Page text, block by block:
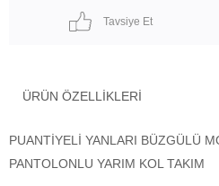
Tavsiye Et
ÜRÜN ÖZELLIKLERI
PUANTİYELİ YANLARI BÜZGÜLÜ
PANTOLONLU YARIM KOL TAKIM